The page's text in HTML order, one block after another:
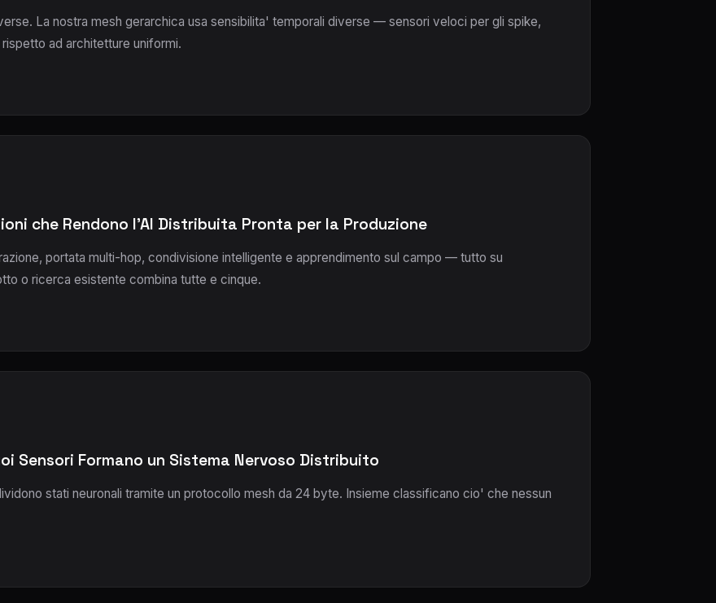
La nostra mesh gerarchica usa sensibilita' temporali diverse — sensori veloci per gli spike,
ad architetture uniformi.
che Rendono l'AI Distribuita Pronta per la Produzione
portata multi-hop, condivisione intelligente e apprendimento sul campo — tutto su
o ricerca esistente combina tutte e cinque.
Sensori Formano un Sistema Nervoso Distribuito
stati neuronali tramite un protocollo mesh da 24 byte. Insieme classificano cio' che nessun